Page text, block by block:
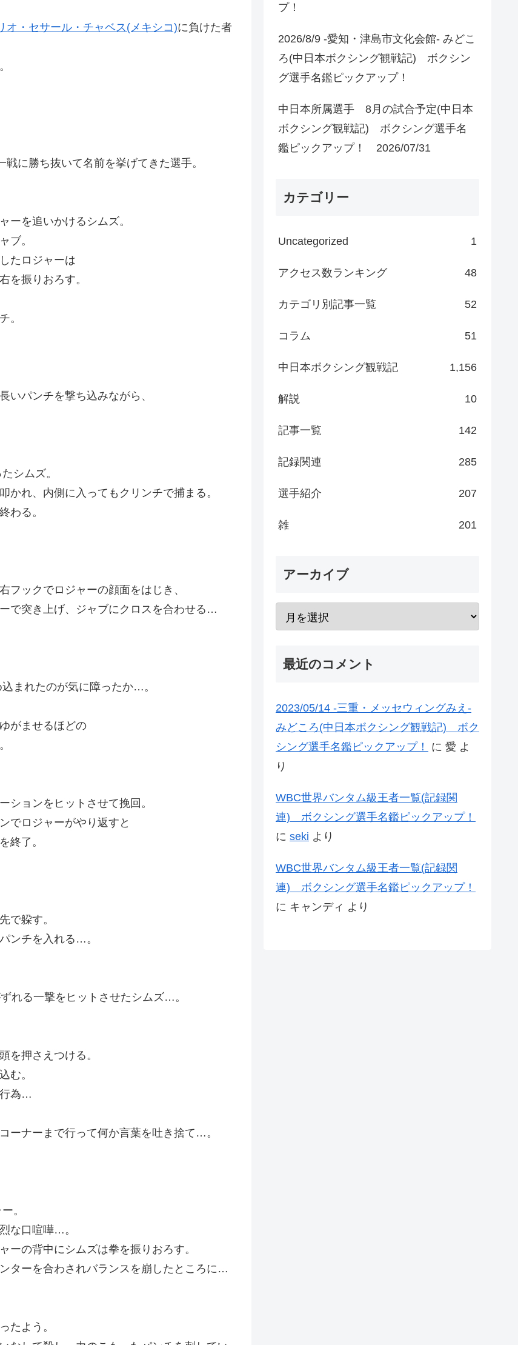
オ・セサール・チャベス(メキシコ)に負けた者
に勝ち抜いて名前を挙げてきた選手。
ーを追いかけるシムズ。
ブ。
たロジャーは
を振りおろす。
。
いパンチを撃ち込みながら、
シムズ。
れ、内側に入ってもクリンチで捕まる。
わる。
フックでロジャーの顔面をはじき、
で突き上げ、ジャブにクロスを合わせる…
まれたのが気に障ったか…。
がませるほどの
ションをヒットさせて挽回。
でロジャーがやり返すと
終了。
で躱す。
ンチを入れる…。
れる一撃をヒットさせたシムズ…。
を押さえつける。
む。
行為…
ーナーまで行って何か言葉を吐き捨て…。
。
な口喧嘩…。
ーの背中にシムズは拳を振りおろす。
ターを合わされバランスを崩したところに…
たよう。
プ！
2026/8/9 -愛知・津島市文化会館- みどこ
ろ(中日本ボクシング観戦記) ボクシン
グ選手名鑑ピックアップ！
中日本所属選手 8月の試合予定(中日本
ボクシング観戦記) ボクシング選手名
鑑ピックアップ！ 2026/07/31
カテゴリー
Uncategorized 1
アクセス数ランキング 48
カテゴリ別記事一覧 52
コラム 51
中日本ボクシング観戦記 1,156
解説 10
記事一覧 142
記録関連 285
選手紹介 207
雑 201
アーカイブ
最近のコメント
2023/05/14 -三重・メッセウィングみえ-
みどころ(中日本ボクシング観戦記) ボク
シング選手名鑑ピックアップ！
に 愛 よ
り
WBC世界バンタム級王者一覧(記録関
連) ボクシング選手名鑑ピックアップ！
に seki より
WBC世界バンタム級王者一覧(記録関
連) ボクシング選手名鑑ピックアップ！
に キャンディ より